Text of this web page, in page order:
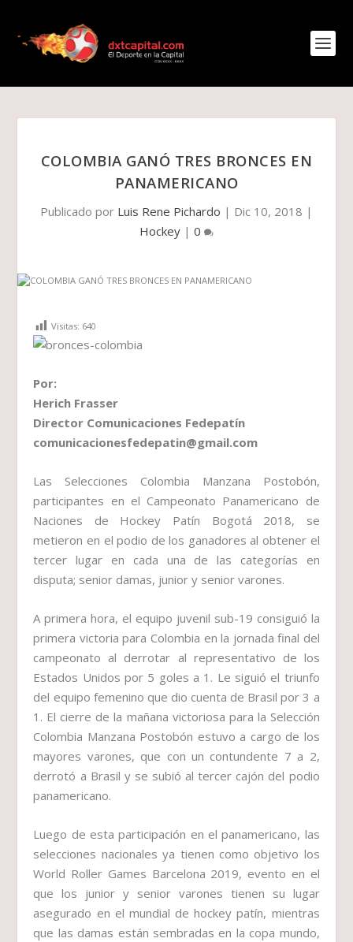
COLOMBIA GANÓ TRES BRONCES EN
PANAMERICANO
Publicado por Luis Rene Pichardo | Dic 10, 2018 |
Hockey | 0
Visitas: 640
Por:
Herich Frasser
Director Comunicaciones Fedepatín
comunicacionesfedepatin@gmail.com
Las Selecciones Colombia Manzana Postobón,
participantes en el Campeonato Panamericano de
Naciones de Hockey Patín Bogotá 2018, se
metieron en el podio de los ganadores al obtener el
tercer lugar en cada una de las categorías en
disputa; senior damas, junior y senior varones.
A primera hora, el equipo juvenil sub-19 consiguió la
primera victoria para Colombia en la jornada final del
campeonato al derrotar al representativo de los
Estados Unidos por 5 goles a 1. Le siguió el triunfo
del equipo femenino que dio cuenta de Brasil por 3 a
1. El cierre de la mañana victoriosa para la Selección
Colombia Manzana Postobón estuvo a cargo de los
mayores varones, que con un contundente 7 a 2,
derrotó a Brasil y se subió al tercer cajón del podio
panamericano.
Luego de esta participación en el panamericano, las
selecciones nacionales ya tienen como objetivo los
World Roller Games Barcelona 2019, evento en el
que los junior y senior varones tienen su lugar
asegurado en el mundial de hockey patín, mientras
que las damas están sembradas en la copa mundo,